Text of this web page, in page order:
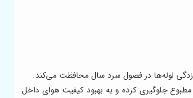
یخ‌زدگی لوله‌ها در فصول سرد سال محافظت می‌کند.
مطبوع جلوگیری کرده و به بهبود کیفیت هوای داخل